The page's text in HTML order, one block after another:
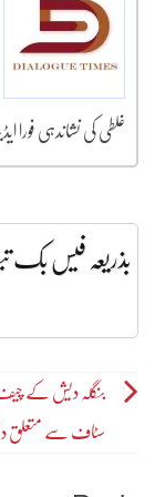
غلطی کی نشاندہی فورا
بذریعہ فیس بک
Postبنگلہ دیش کے
سٹاف سے متعلق